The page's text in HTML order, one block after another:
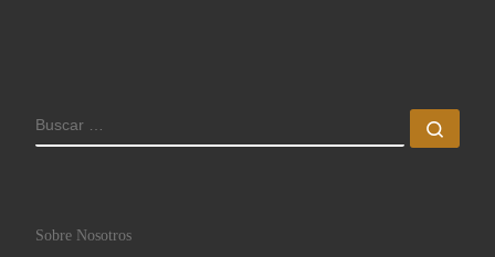
BUSCAR
Sobre Nosotros